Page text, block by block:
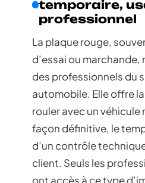
temporaire,
professionnel
La plaque rouge,
d’essai ou marchande,
des professionnels du
automobile. Elle offre
rouler avec un
façon définitive, le
d’un contrôle
client. Seuls les
ont accès à ce type